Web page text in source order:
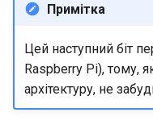
Примітка
Цей наступний біт
Raspberry Pi), тому,
архітектуру, не